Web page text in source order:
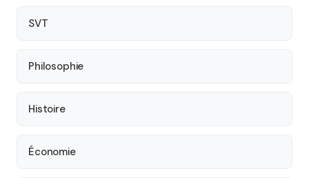
SVT
Philosophie
Histoire
Économie